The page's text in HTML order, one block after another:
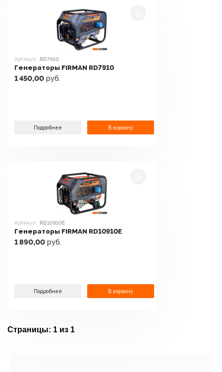
Артикул: RD7910
Генераторы FIRMAN RD7910
1 450,00 руб.
Подробнее В корзину
Артикул: RD10910E
Генераторы FIRMAN RD10910E
1 890,00 руб.
Подробнее В корзину
Страницы: 1 из 1